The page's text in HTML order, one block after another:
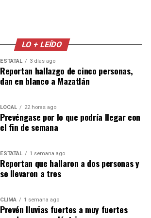
LO + LEÍDO
ESTATAL 3 días ago
Reportan hallazgo de cinco personas,
dan en blanco a Mazatlán
LOCAL 22 horas ago
Prevéngase por lo que podría llegar con
el fin de semana
ESTATAL 1 semana ago
Reportan que hallaron a dos personas y
se llevaron a tres
CLIMA 1 semana ago
Prevén lluvias fuertes a muy fuertes